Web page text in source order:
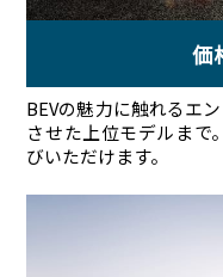
価
BEVの魅力に触れるエ
させた上位モデルまで
びいただけます。